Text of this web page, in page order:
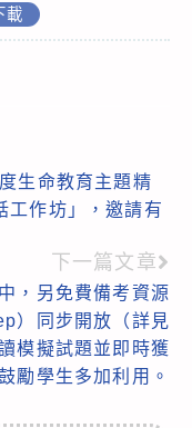
載
生命教育主題精
工作坊」，邀請有
下一篇文章
，另免費備考資源
）同步開放（詳見
模擬試題並即時獲
勵學生多加利用。